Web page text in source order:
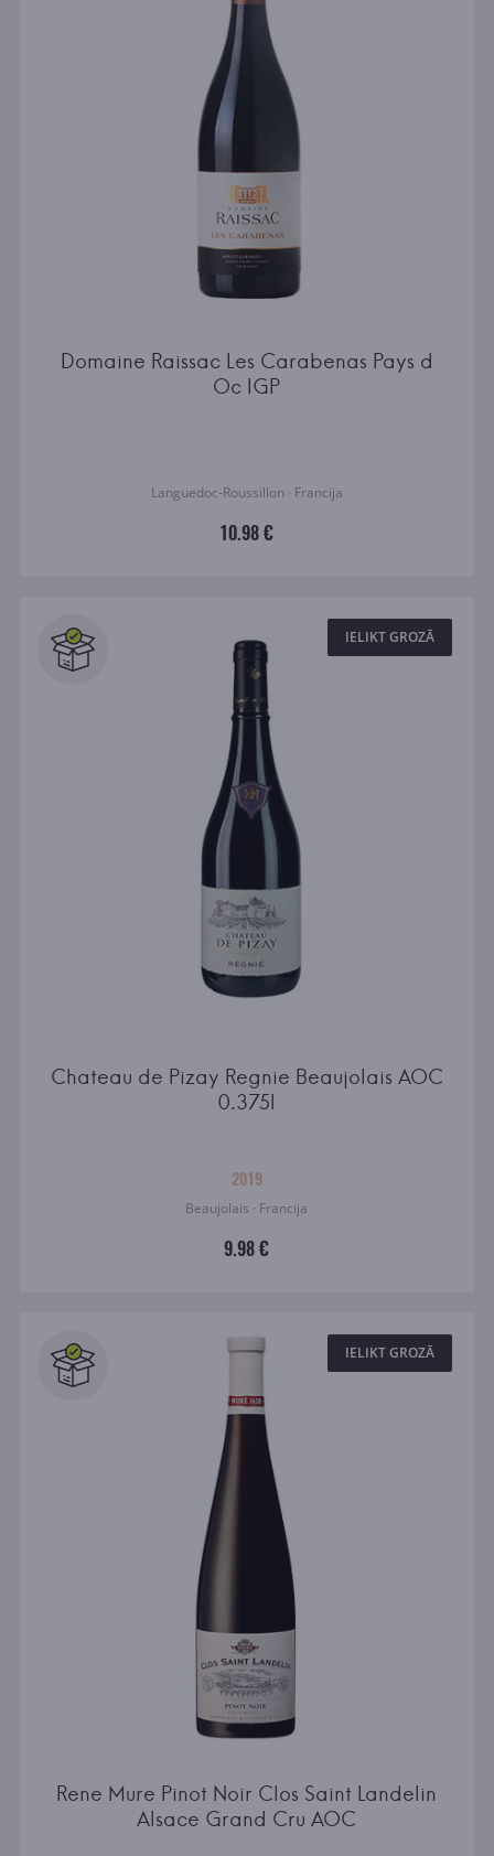
Domaine Raissac Les Carabenas Pays d
Oc IGP
Languedoc-Roussillon · Francija
10.98 €
IELIKT GROZĀ
Chateau de Pizay Regnie Beaujolais AOC
0.375l
2019
Beaujolais · Francija
9.98 €
IELIKT GROZĀ
Rene Mure Pinot Noir Clos Saint Landelin
Alsace Grand Cru AOC